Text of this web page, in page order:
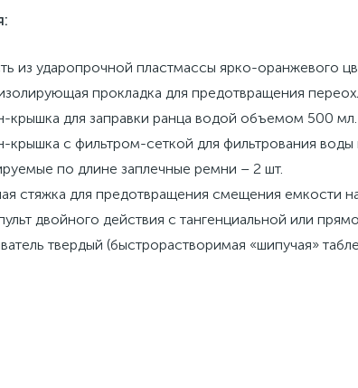
из ударопрочной пластмассы ярко-оранжевого
прокладка для предотвращения
крышка для заправки ранца водой объемом 500 мл.
крышка с фильтром-сеткой для фильтрования
по длине заплечные ремни – 2 шт.
стяжка для предотвращения смещения емкости
двойного действия с тангенциальной или
твердый (быстрорастворимая «шипучая»